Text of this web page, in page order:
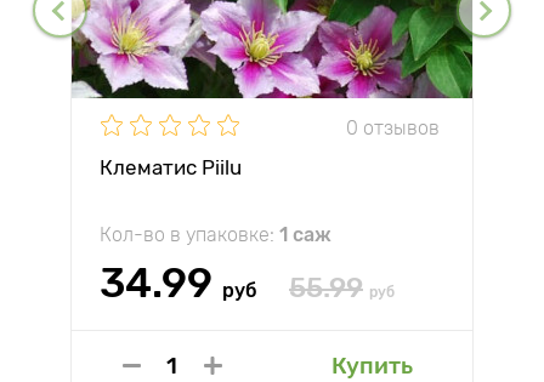
0 отзывов
Клематис Piilu
Кол-во в упаковке: 1 саж
34.99 руб 55.99 руб
Купить